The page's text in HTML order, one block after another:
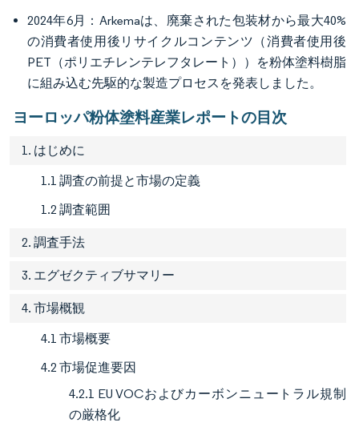
2024年6月：Arkemaは、廃棄された包装材から最大40%
の消費者使用後リサイクルコンテンツ（消費者使用後
PET（ポリエチレンテレフタレート））を粉体塗料樹脂
に組み込む先駆的な製造プロセスを発表しました。
ヨーロッパ粉体塗料産業レポートの目次
1. はじめに
1.1 調査の前提と市場の定義
1.2 調査範囲
2. 調査手法
3. エグゼクティブサマリー
4. 市場概観
4.1 市場概要
4.2 市場促進要因
4.2.1 EU VOCおよびカーボンニュートラル規制
の厳格化